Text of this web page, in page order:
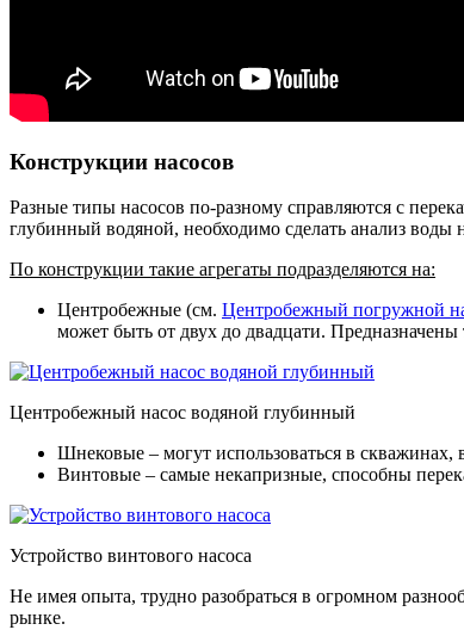
Конструкции насосов
Разные типы насосов по-разному справляются с
глубинный водяной, необходимо сделать анализ
По конструкции такие агрегаты подразделяются на:
Центробежные (см. Центробежный погружной
может быть от двух до двадцати.
Центробежный насос водяной глубинный
Шнековые – могут использоваться в
Винтовые – самые некапризные, способны
Устройство винтового насоса
Не имея опыта, трудно разобраться в огромном
рынке.